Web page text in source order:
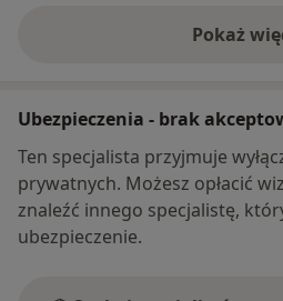
Pokażo
Ubezpieczenia - brak
Ten specjalista przyjmuje
prywatnych. Możesz opłacić
znaleźć innego specjalistę,
ubezpieczenie.